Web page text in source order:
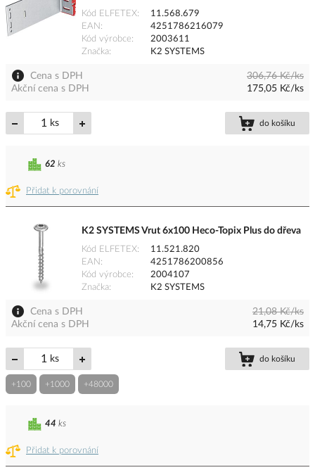
Kód ELFETEX
11.568.679
EAN
4251786216079
Kód výrobce
2003611
Značka
K2 SYSTEMS
Cena s DPH
306,76 Kč/ks
Akční cena s DPH
175,05 Kč/ks
ks do košíku
Přidat k porovnání
62 ks
K2 SYSTEMS Vrut 6x100 Heco-Topix Plus do dřeva
Kód ELFETEX
11.521.820
EAN
4251786200856
Kód výrobce
2004107
Značka
K2 SYSTEMS
Cena s DPH
21,08 Kč/ks
Akční cena s DPH
14,75 Kč/ks
ks do košíku
+100 +1000 +48000
Přidat k porovnání
44 ks